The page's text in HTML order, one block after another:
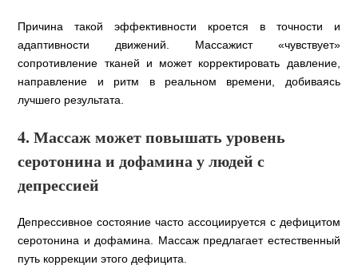
Причина такой эффективности кроется в точности и
адаптивности движений. Массажист «чувствует»
сопротивление тканей и может корректировать давление,
направление и ритм в реальном времени, добиваясь
лучшего результата.
4. Массаж может повышать уровень
серотонина и дофамина у людей с
депрессией
Депрессивное состояние часто ассоциируется с дефицитом
серотонина и дофамина. Массаж предлагает естественный
путь коррекции этого дефицита.